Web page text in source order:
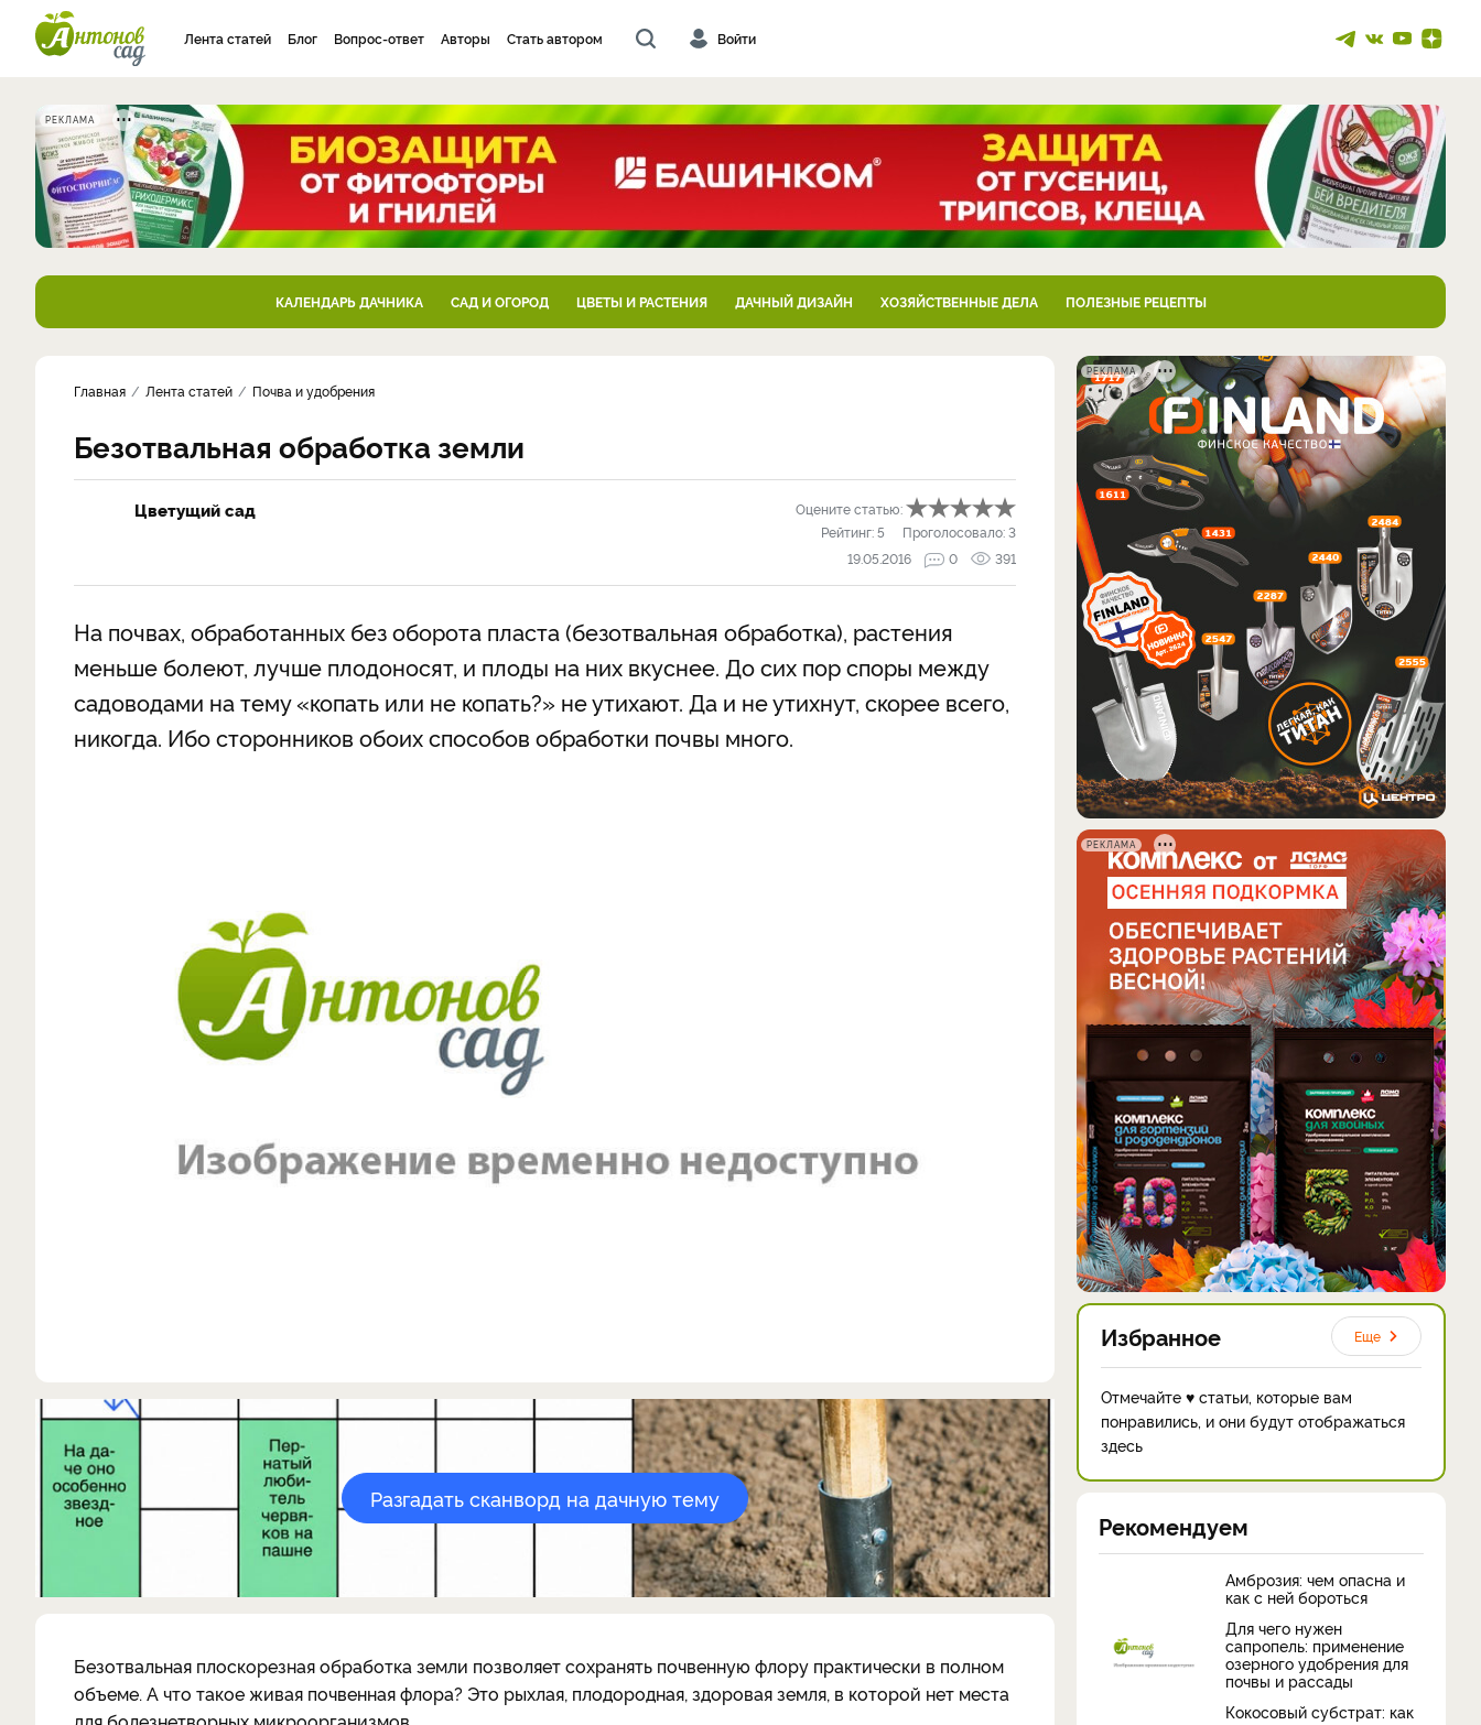
Лента статей Блог Вопрос-ответ Авторы Стать автором Войти
РЕКЛАМА
КАЛЕНДАРЬ ДАЧНИКА САД И ОГОРОД ЦВЕТЫ И РАСТЕНИЯ ДАЧНЫЙ ДИЗАЙН ХОЗЯЙСТВЕННЫЕ ДЕЛА ПОЛЕЗНЫЕ РЕЦЕПТЫ
Главная Лента статей Почва и удобрения
Безотвальная обработка земли
Цветущий сад
Оцените статью:
Рейтинг:5 Проголосовало:3
19.05.2016
0 391
На почвах, обработанных без оборота пласта (безотвальная обработка), растения
меньше болеют, лучше плодоносят, и плоды на них вкуснее. До сих пор споры между
садоводами на тему «копать или не копать?» не утихают. Да и не утихнут, скорее всего,
никогда. Ибо сторонников обоих способов обработки почвы много.
Разгадать сканворд на дачную тему
Безотвальная плоскорезная обработка земли позволяет сохранять почвенную флору практически в полном
объеме. А что такое живая почвенная флора? Это рыхлая, плодородная, здоровая земля, в которой нет места
РЕКЛАМА
РЕКЛАМА
Избранное Еще
Отмечайте ♥ статьи, которые вам
понравились, и они будут отображаться
здесь
Рекомендуем
Амброзия: чем опасна и
как с ней бороться
Для чего нужен
сапропель: применение
озерного удобрения для
почвы и рассады
Кокосовый субстрат: как